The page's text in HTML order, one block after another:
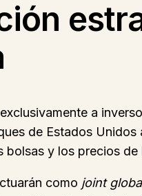
a
de Estados
bolsas y los precios
como joint